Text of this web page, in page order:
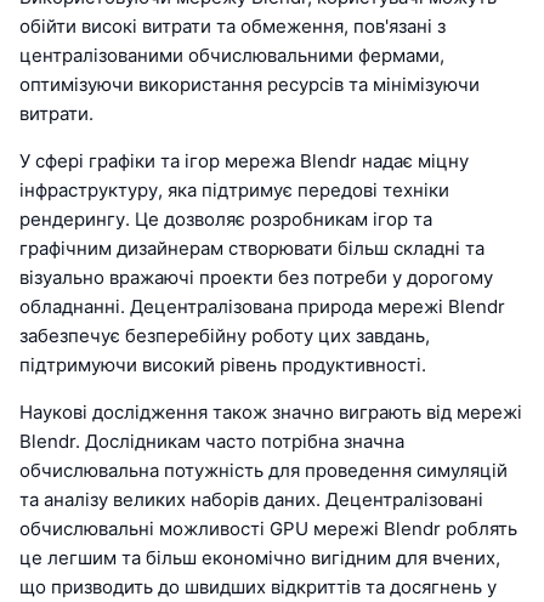
обійти високі витрати та обмеження, пов'язані з
централізованими обчислювальними фермами,
оптимізуючи використання ресурсів та мінімізуючи
витрати.
У сфері графіки та ігор мережа Blendr надає міцну
інфраструктуру, яка підтримує передові техніки
рендерингу. Це дозволяє розробникам ігор та
графічним дизайнерам створювати більш складні та
візуально вражаючі проекти без потреби у дорогому
обладнанні. Децентралізована природа мережі Blendr
забезпечує безперебійну роботу цих завдань,
підтримуючи високий рівень продуктивності.
Наукові дослідження також значно виграють від мережі
Blendr. Дослідникам часто потрібна значна
обчислювальна потужність для проведення симуляцій
та аналізу великих наборів даних. Децентралізовані
обчислювальні можливості GPU мережі Blendr роблять
це легшим та більш економічно вигідним для вчених,
що призводить до швидших відкриттів та досягнень у